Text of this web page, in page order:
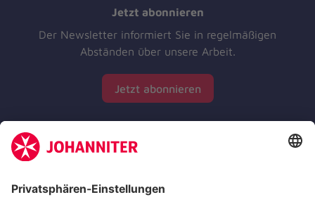
Jetzt abonnieren
Der Newsletter informiert Sie in regelmäßigen
Abständen über unsere Arbeit.
Jetzt abonnieren
Zertifizierung der Johanniter-Unfall-Hilfe e.V.